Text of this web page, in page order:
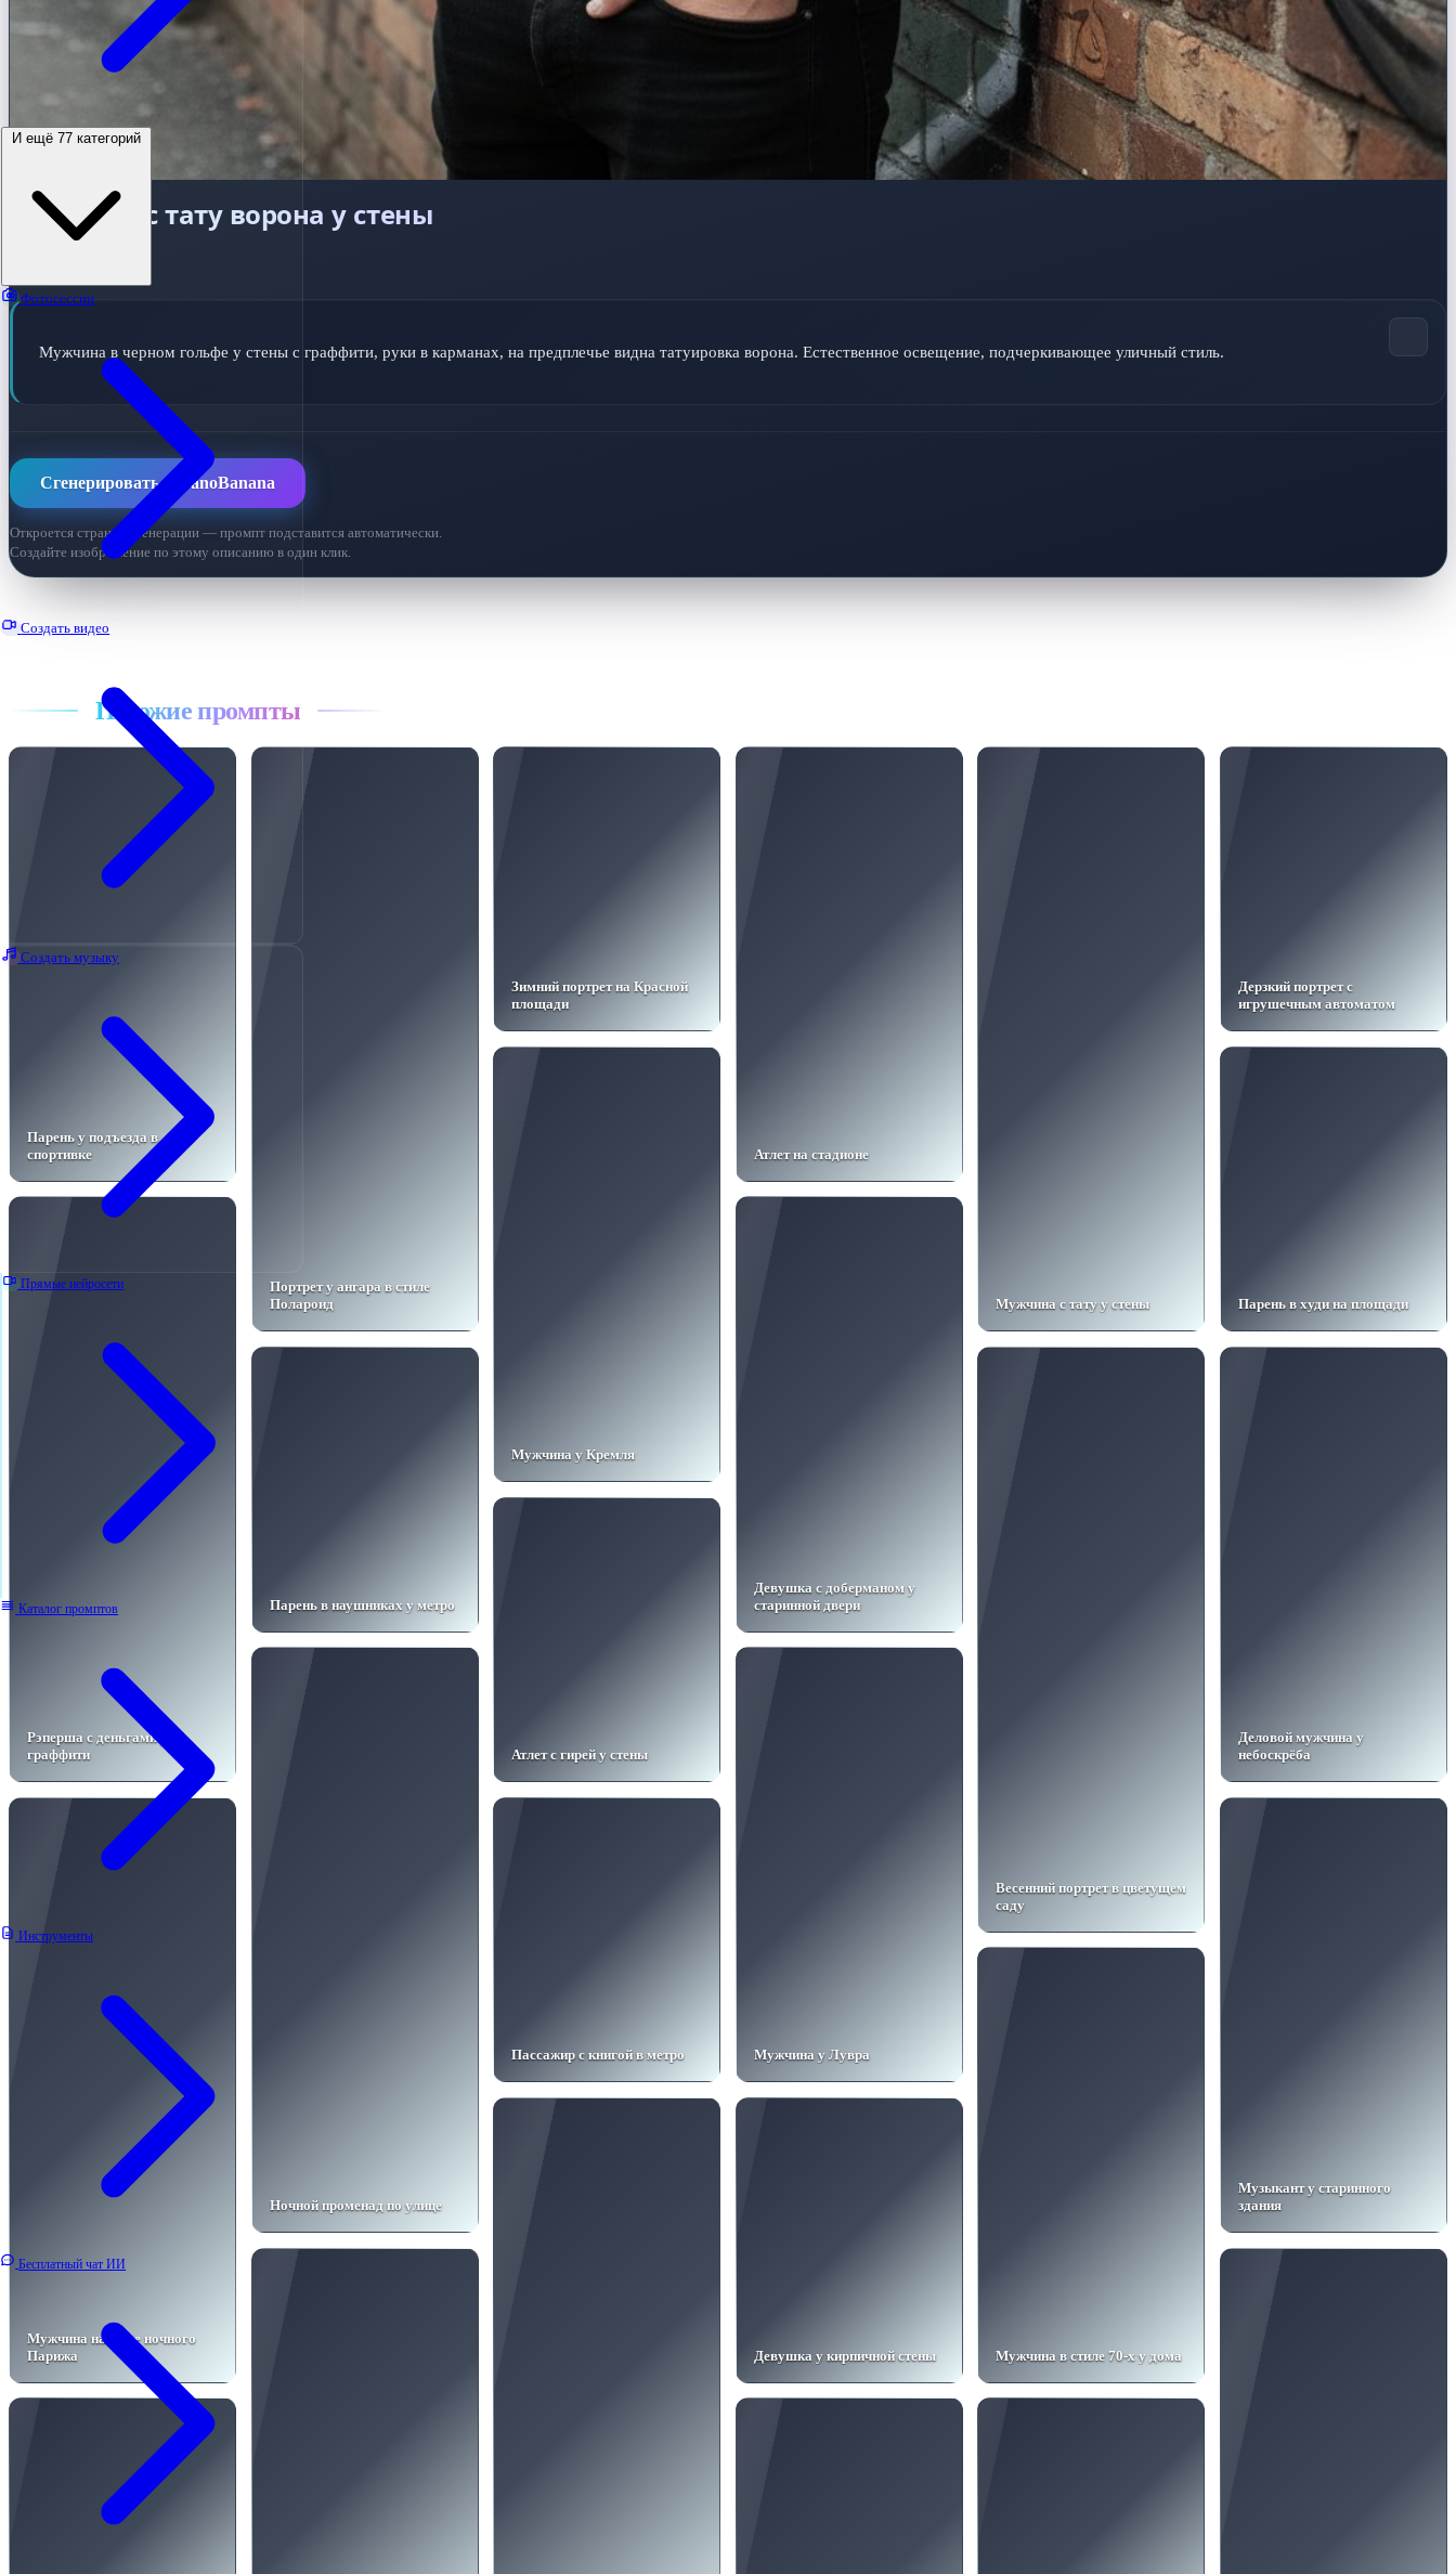
И ещё 77 категорий
Фотосессии
Создать видео
Создать музыку
Прямые нейросети
Каталог промптов
Инструменты
Бесплатный чат ИИ
Мужчина с тату ворона у стены
Мужчина в черном гольфе у стены с граффити, руки в карманах, на предплечье видна татуировка ворона. Естественное освещение, подчеркивающее уличный стиль.
Сгенерировать в NanoBanana
Откроется страница генерации — промпт подставится автоматически.
Создайте изображение по этому описанию в один клик.
Похожие промпты
Парень у подъезда в
спортивке
Портрет у ангара в стиле
Полароид
Зимний портрет на Красной
площади
Атлет на стадионе
Мужчина с тату у стены
Дерзкий портрет с
игрушечным автоматом
Мужчина у Кремля
Парень в худи на площади
Рэперша с деньгами у
граффити
Девушка с доберманом у
старинной двери
Парень в наушниках у метро
Весенний портрет в цветущем
саду
Деловой мужчина у
небоскрёба
Атлет с гирей у стены
Ночной променад по улице
Мужчина у Лувра
Мужчина на фоне ночного
Парижа
Пассажир с книгой в метро
Музыкант у старинного
здания
Мужчина в стиле 70-х у дома
Девушка у кирпичной стены